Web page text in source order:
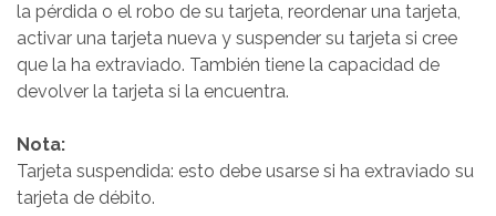
la pérdida o el robo de su tarjeta, reordenar una tarjeta,
activar una tarjeta nueva y suspender su tarjeta si cree
que la ha extraviado. También tiene la capacidad de
devolver la tarjeta si la encuentra.
Nota:
Tarjeta suspendida: esto debe usarse si ha extraviado su
tarjeta de débito.